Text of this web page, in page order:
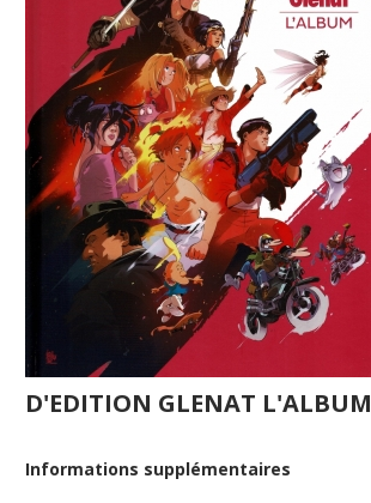
D'EDITION GLENAT L'ALBUM
Informations supplémentaires